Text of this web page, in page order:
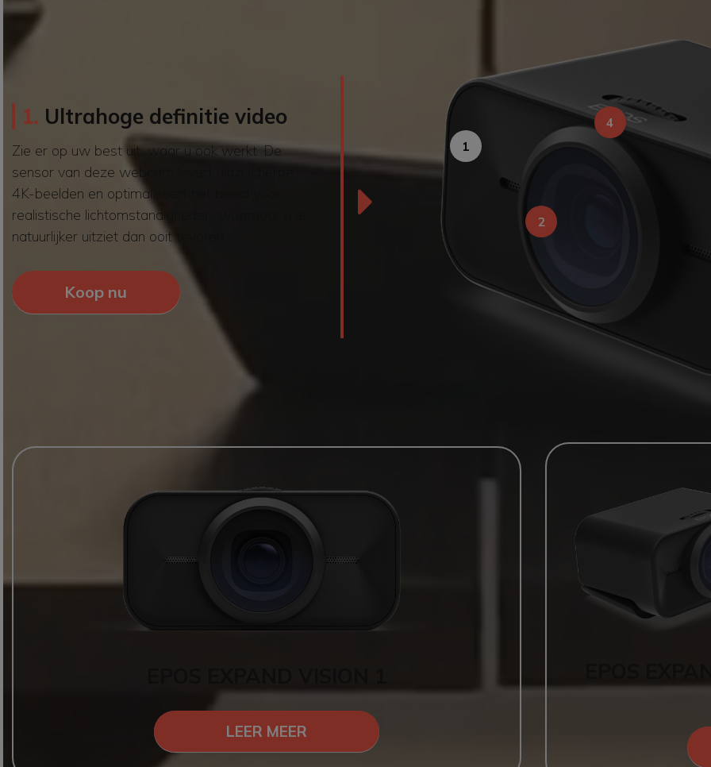
1. Ultrahoge definitie video
Zie er op uw best uit, waar u ook werkt. De
sensor van deze webcam levert ultrascherpe
4K-beelden en optimaliseert het beeld voor
realistische lichtomstandigheden, waardoor u er
natuurlijker uitziet dan ooit tevoren.
Koop nu
1
2
4
LEER MEER